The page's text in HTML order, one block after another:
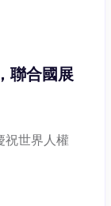
聯合國展
世界人權